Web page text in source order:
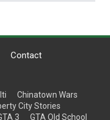
Contact
Chinatown Wars
City Stories
3 GTA Old School